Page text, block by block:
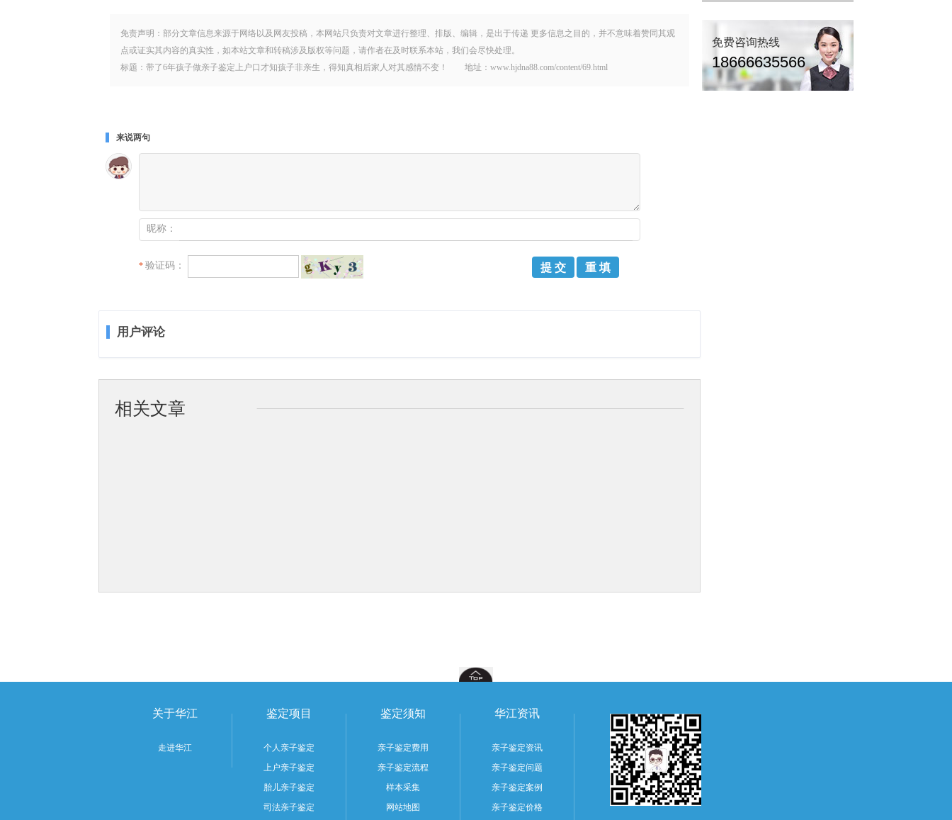
免费咨询热线
18666635566
免责声明：部分文章信息来源于网络以及网友投稿，本网站只负责对文章进行整理、排版、编辑，是出于传递 更多信息之目的，并不意味着赞同其观
点或证实其内容的真实性，如本站文章和转稿涉及版权等问题，请作者在及时联系本站，我们会尽快处理。
标题：带了6年孩子做亲子鉴定上户口才知孩子非亲生，得知真相后家人对其感情不变！ 地址：www.hjdna88.com/content/69.html
来说两句
昵称：
* 验证码：
用户评论
相关文章
关于华江
走进华江
鉴定项目
个人亲子鉴定
上户亲子鉴定
胎儿亲子鉴定
司法亲子鉴定
鉴定须知
亲子鉴定费用
亲子鉴定流程
样本采集
网站地图
华江资讯
亲子鉴定资讯
亲子鉴定问题
亲子鉴定案例
亲子鉴定价格